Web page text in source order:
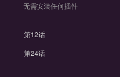
无需安装任何插件
第12话
第24话